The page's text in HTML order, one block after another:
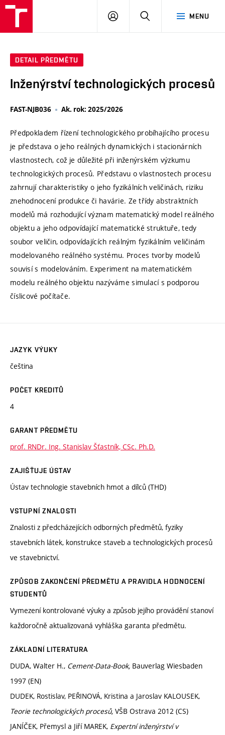
MENU
PŘIHLÁSIT
DETAIL PŘEDMĚTU
Inženýrství technologických procesů
FAST-NJB036 Ak. rok: 2025/2026
Předpokladem řízení technologického probíhajícího procesu
je představa o jeho reálných dynamických i stacionárních
vlastnostech, což je důležité při inženýrském výzkumu
technologických procesů. Představu o vlastnostech procesu
zahrnují charakteristiky o jeho fyzikálních veličinách, riziku
znehodnocení produkce či havárie. Ze třídy abstraktních
modelů má rozhodující význam matematický model reálného
objektu a jeho odpovídající matematické struktuře, tedy
soubor veličin, odpovídajících reálným fyzikálním veličinám
modelovaného reálného systému. Proces tvorby modelů
souvisí s modelováním. Experiment na matematickém
modelu reálného objektu nazýváme simulací s podporou
číslicové počítače.
JAZYK VÝUKY
čeština
POČET KREDITŮ
4
GARANT PŘEDMĚTU
prof. RNDr. Ing. Stanislav Šťastník, CSc. Ph.D.
ZAJIŠŤUJE ÚSTAV
Ústav technologie stavebních hmot a dílců (THD)
VSTUPNÍ ZNALOSTI
Znalosti z předcházejících odborných předmětů, fyziky
stavebních látek, konstrukce staveb a technologických procesů
ve stavebnictví.
ZPŮSOB ZAKONČENÍ PŘEDMĚTU A PRAVIDLA HODNOCENÍ
STUDENTŮ
Vymezení kontrolované výuky a způsob jejího provádění stanoví
každoročně aktualizovaná vyhláška garanta předmětu.
ZÁKLADNÍ LITERATURA
DUDA, Walter H., Cement-Data-Book, Bauverlag Wiesbaden
1997 (EN)
DUDEK, Rostislav, PEŘINOVÁ, Kristina a Jaroslav KALOUSEK,
Teorie technologických procesů, VŠB Ostrava 2012 (CS)
JANÍČEK, Přemysl a Jiří MAREK, Expertní inženýrství v